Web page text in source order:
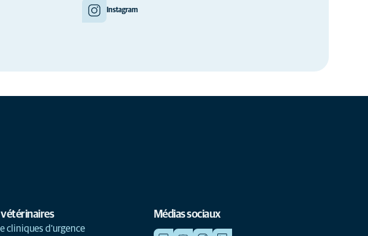
Instagram
vétérinaires
cliniques d'urgence
Médias sociaux